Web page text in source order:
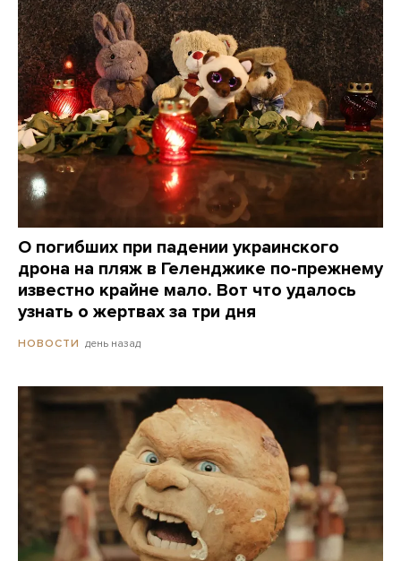
О погибших при падении украинского
дрона на пляж в Геленджике по-прежнему
известно крайне мало. Вот что удалось
узнать о жертвах за три дня
НОВОСТИ день назад